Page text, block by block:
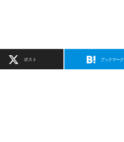
ポスト ブックマーク